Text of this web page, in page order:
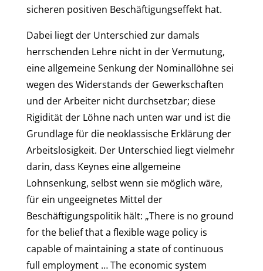
sicheren positiven Beschäftigungseffekt hat.
Dabei liegt der Unterschied zur damals
herrschenden Lehre nicht in der Vermutung,
eine allgemeine Senkung der Nominallöhne sei
wegen des Widerstands der Gewerkschaften
und der Arbeiter nicht durchsetzbar; diese
Rigidität der Löhne nach unten war und ist die
Grundlage für die neoklassische Erklärung der
Arbeitslosigkeit. Der Unterschied liegt vielmehr
darin, dass Keynes eine allgemeine
Lohnsenkung, selbst wenn sie möglich wäre,
für ein ungeeignetes Mittel der
Beschäftigungspolitik hält: „There is no ground
for the belief that a flexible wage policy is
capable of maintaining a state of continuous
full employment … The economic system